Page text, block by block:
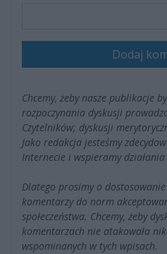
Dodaj
Chcemy, żeby nasze publikacje
rozpoczynania dyskusji
Czytelników; dyskusji
Jako redakcja jesteśmy
Internecie i wspieramy
Dlatego prosimy o
komentarzy do norm
społeczeństwa. Chcemy, żeby
komentarzach nie atakowała
wspominanych w tych wpisach.